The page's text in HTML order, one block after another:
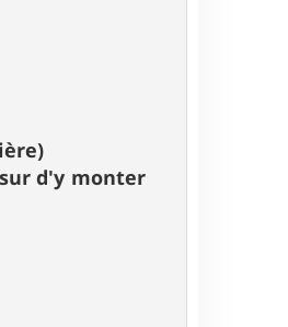
d'y monter